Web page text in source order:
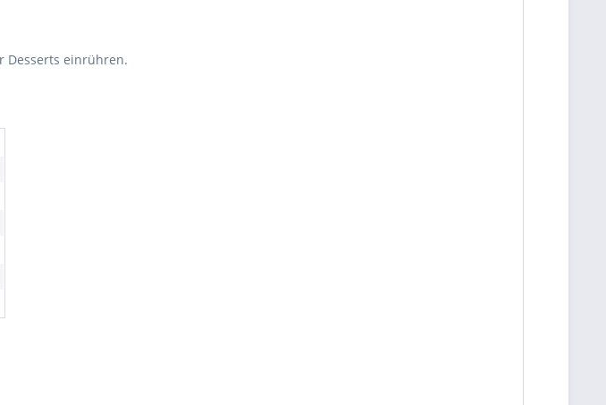
Desserts einrühren.